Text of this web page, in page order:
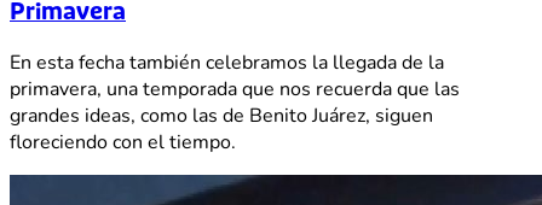
Primavera
En esta fecha también celebramos la llegada de la
primavera, una temporada que nos recuerda que las
grandes ideas, como las de Benito Juárez, siguen
floreciendo con el tiempo.